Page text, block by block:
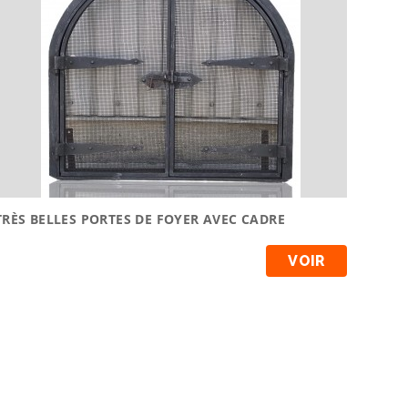
BELLES PORTES DE FOYER AVEC CADRE
VOIR